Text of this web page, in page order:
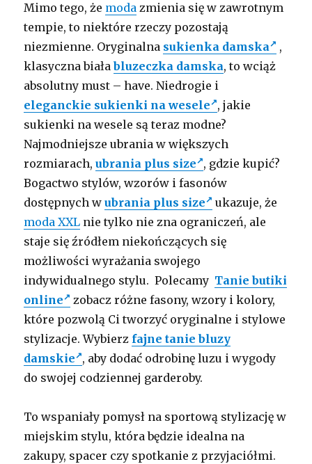
Mimo tego, że moda zmienia się w zawrotnym
tempie, to niektóre rzeczy pozostają
niezmienne. Oryginalna sukienka damska
,
klasyczna białabluzeczka damska, to wciąż
absolutny must – have. Niedrogie i
eleganckie sukienki na wesele , jakie
sukienki na wesele są teraz modne?
Najmodniejsze ubrania w większych
rozmiarach,ubrania plus size , gdzie kupić?
Bogactwo stylów, wzorów i fasonów
dostępnych wubrania plus size
ukazuje, że
moda XXL nie tylko nie zna ograniczeń, ale
staje się źródłem niekończących się
możliwości wyrażania swojego
indywidualnego stylu. Polecamy Tanie butiki
online
zobacz różne fasony, wzory i kolory,
które pozwolą Ci tworzyć oryginalne i stylowe
stylizacje. Wybierz fajne tanie bluzy
damskie , aby dodać odrobinę luzu i wygody
do swojej codziennej garderoby.
To wspaniały pomysł na sportową stylizację w
miejskim stylu, która będzie idealna na
zakupy, spacer czy spotkanie z przyjaciółmi.